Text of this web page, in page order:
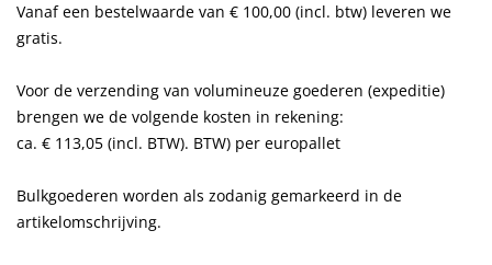
Vanaf een bestelwaarde van € 100,00 (incl. btw) leveren we
gratis.
Voor de verzending van volumineuze goederen (expeditie)
brengen we de volgende kosten in rekening:
ca. € 113,05 (incl. BTW). BTW) per europallet
Bulkgoederen worden als zodanig gemarkeerd in de
artikelomschrijving.